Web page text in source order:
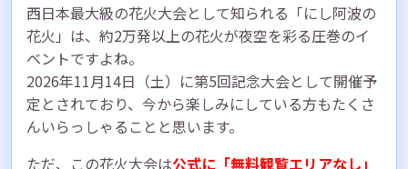
西日本最大級の花火大会として知られる「にし阿波の
花火」は、約2万発以上の花火が夜空を彩る圧巻のイ
ベントですよね。
2026年11月14日（土）に第5回記念大会として開催予
定とされており、今から楽しみにしている方もたくさ
んいらっしゃることと思います。
ただ、この花火大会は公式に「無料観覧エリアなし」